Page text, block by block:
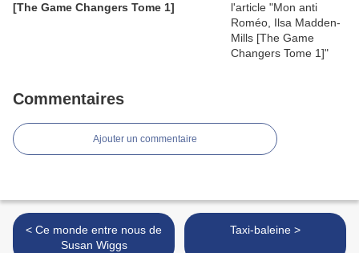
[The Game Changers Tome 1]
Commentaires
Ajouter un commentaire
< Ce monde entre nous de
Susan Wiggs
Taxi-baleine >